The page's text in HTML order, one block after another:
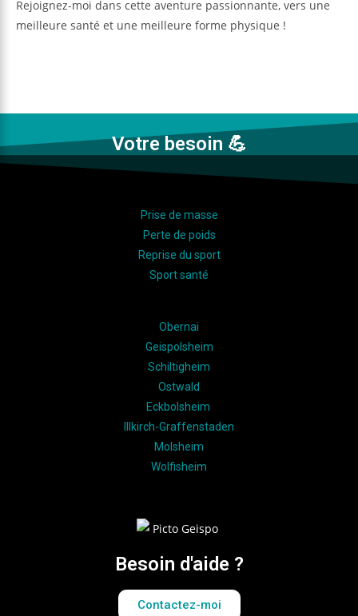
Rejoignez-moi dans cette aventure passionnante, vers une
meilleure santé et une meilleure forme physique !
Votre besoin 💪
Prise de masse
Perte de poids
Reprise du sport
Sport santé
Obernai
Geispolsheim
Schiltigheim
Ostwald
Eckbolsheim
Illkirch-Graffenstaden
Molsheim
Wolfisheim
Besoin d'aide ?
Contactez-moi